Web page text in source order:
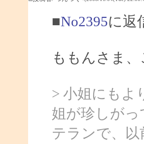
■No2395に返
ももんさま
> 小姐にもよ
姐が珍しが
テランで、